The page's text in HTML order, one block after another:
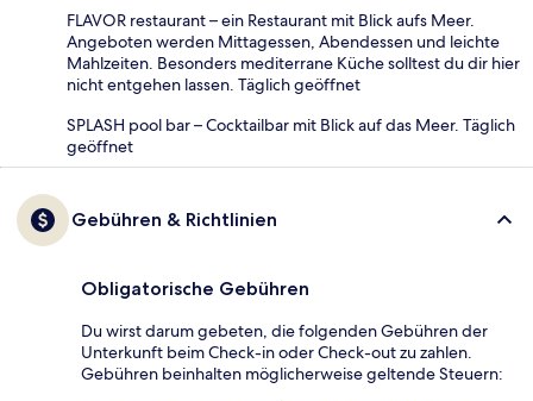
FLAVOR restaurant – ein Restaurant mit Blick aufs Meer.
Angeboten werden Mittagessen, Abendessen und leichte
Mahlzeiten. Besonders mediterrane Küche solltest du dir hier
nicht entgehen lassen. Täglich geöffnet
SPLASH pool bar – Cocktailbar mit Blick auf das Meer. Täglich
geöffnet
Gebühren & Richtlinien
Obligatorische Gebühren
Du wirst darum gebeten, die folgenden Gebühren der
Unterkunft beim Check-in oder Check-out zu zahlen.
Gebühren beinhalten möglicherweise geltende Steuern: